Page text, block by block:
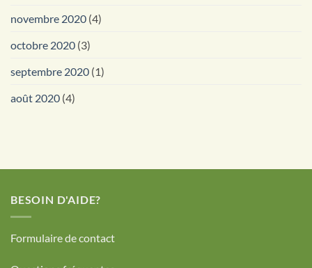
novembre 2020 (4)
octobre 2020 (3)
septembre 2020 (1)
août 2020 (4)
BESOIN D'AIDE?
Formulaire de contact